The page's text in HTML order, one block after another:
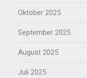
Oktober 2025
September 2025
August 2025
Juli 2025